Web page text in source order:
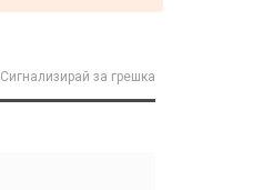
Сигнализирай за грешка